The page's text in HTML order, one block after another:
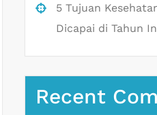
5 Tujuan
Dicapai di Tahun
Recent